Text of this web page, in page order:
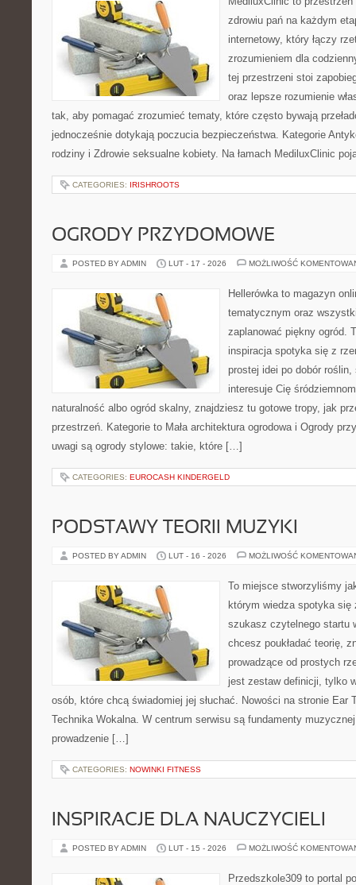
zdrowiu pań na każdym
internetowy, który łączy
zrozumieniem dla
tej przestrzeni stoi
oraz lepsze rozumienie
tak, aby pomagać zrozumieć tematy, które często bywają
jednocześnie dotykają poczucia bezpieczeństwa. Kategorie
rodziny i Zdrowie seksualne kobiety. Na łamach MediluxClinic
CATEGORIES: IRISHROOTS
OGRODY PRZYDOMOWE
POSTED BY ADMIN LUT - 17 - 2026 MOŻLIWOŚĆ
Hellerówka to magazyn
tematycznym oraz
zaplanować piękny ogród.
inspiracja spotyka się z
prostej idei po dobór
interesuje Cię
naturalność albo ogród skalny, znajdziesz tu gotowe tropy, jak
przestrzeń. Kategorie to Mała architektura ogrodowa i Ogrody
uwagi są ogrody stylowe: takie, które […]
CATEGORIES: EUROCASH KINDERGELD
PODSTAWY TEORII MUZYKI
POSTED BY ADMIN LUT - 16 - 2026 MOŻLIWOŚĆ
To miejsce stworzyliśmy
którym wiedza spotyka
szukasz czytelnego startu
chcesz poukładać teorię,
prowadzące od prostych
jest zestaw definicji, tylko
osób, które chcą świadomiej jej słuchać. Nowości na stronie Ear
Technika Wokalna. W centrum serwisu są fundamenty
prowadzenie […]
CATEGORIES: NOWINKI FITNESS
INSPIRACJE DLA NAUCZYCIELI
POSTED BY ADMIN LUT - 15 - 2026 MOŻLIWOŚĆ
Przedszkole309 to portal